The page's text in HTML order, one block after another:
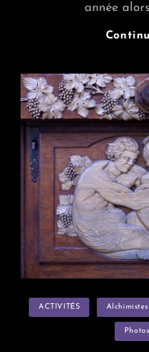
année
Categories
ACTIVITÉS Alchimistes